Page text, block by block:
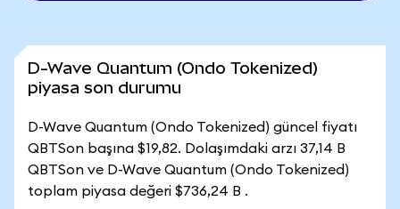
D-Wave Quantum (Ondo Tokenized)
piyasa son durumu
D-Wave Quantum (Ondo Tokenized) güncel fiyatı
QBTSon başına $19,82. Dolaşımdaki arzı 37,14 B
QBTSon ve D-Wave Quantum (Ondo Tokenized)
toplam piyasa değeri $736,24 B .